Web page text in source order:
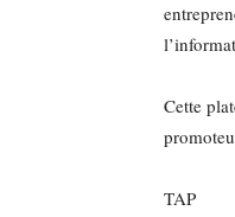
Cette
TAP